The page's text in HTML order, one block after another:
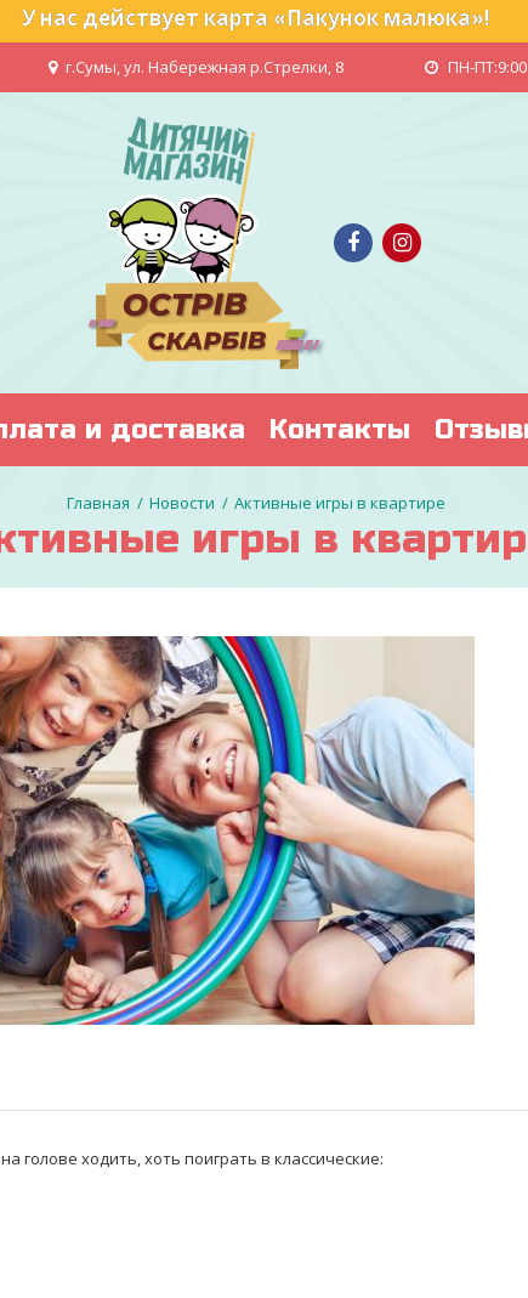
У нас действует карта «Пакунок малюка»!
г.Сумы, ул. Набережная р.Стрелки, 8 ПН-
и доставка Контакты
Главная Новости Активные игры в квартире
игры в
голове ходить, хоть поиграть в классические:⠀⠀